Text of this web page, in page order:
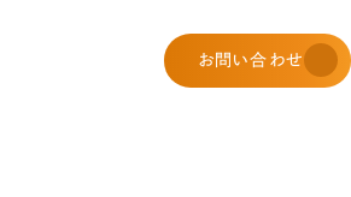
お問い合わせ